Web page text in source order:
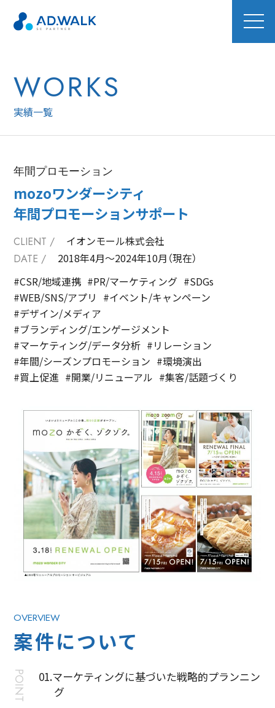
WORKS
実績一覧
年間プロモーション
mozoワンダーシティ
年間プロモーションサポート
CLIENT / イオンモール株式会社
DATE /
2018年4月〜2024年10月（現在）
#CSR/地域連携 #PR/マーケティング #SDGs
#WEB/SNS/アプリ #イベント/キャンペーン
#デザイン/メディア
#ブランディング/エンゲージメント
#マーケティング/データ分析 #リレーション
#年間/シーズンプロモーション #環境演出
#買上促進 #開業/リニューアル #集客/話題づくり
OVERVIEW
案件について
POINT
01.マーケティングに基づいた戦略的プランニン
グ